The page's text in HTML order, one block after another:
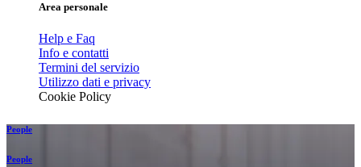
Area personale
Help e Faq
Info e contatti
Termini del servizio
Utilizzo dati e privacy
Cookie Policy
People
People